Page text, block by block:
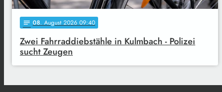
notes 08. August 2026 09:40
Zwei Fahrraddiebstähle in Kulmbach - Polizei
sucht Zeugen